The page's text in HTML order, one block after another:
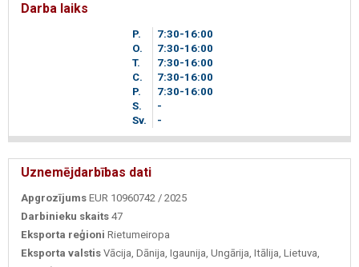
Darba laiks
P. 7 30-16 00
O.
7 30-16 00
T.
7 30-16 00
C.
7 30-16 00
P.
7 30-16 00
S.
-
Sv.
-
Uznemējdarbības dati
Apgrozījums EUR 10960742 / 2025
Darbinieku skaits 47
Eksporta reģioni Rietumeiropa
Eksporta valstis Vācija, Dānija, Igaunija, Ungārija, Itālija, Lietuva,